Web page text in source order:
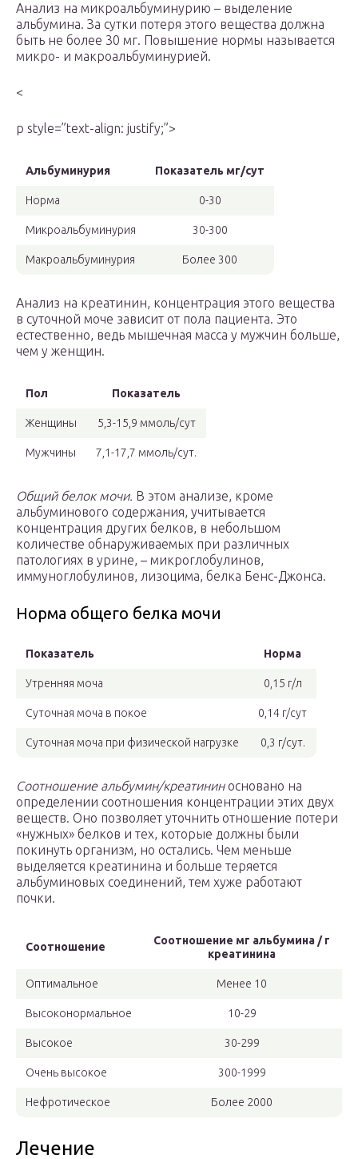
Анализ на микроальбуминурию – выделение
альбумина. За сутки потеря этого вещества должна
быть не более 30 мг. Повышение нормы называется
микро- и макроальбуминурией.
<
p style=”text-align: justify;”>
Альбуминурия Показатель мг/сут
Норма 0-30
Микроальбуминурия 30-300
Макроальбуминурия Более 300
Анализ на креатинин, концентрация этого вещества
в суточной моче зависит от пола пациента. Это
естественно, ведь мышечная масса у мужчин больше,
чем у женщин.
Пол Показатель
Женщины 5,3-15,9 ммоль/сут
Мужчины 7,1-17,7 ммоль/сут.
Общий белок мочи. В этом анализе, кроме
альбуминового содержания, учитывается
концентрация других белков, в небольшом
количестве обнаруживаемых при различных
патологиях в урине, – микроглобулинов,
иммуноглобулинов, лизоцима, белка Бенс-Джонса.
Норма общего белка мочи
Показатель Норма
Утренняя моча 0,15 г/л
Суточная моча в покое 0,14 г/сут
Суточная моча при физической нагрузке 0,3 г/сут.
Соотношение альбумин/креатининосновано на
определении соотношения концентрации этих двух
веществ. Оно позволяет уточнить отношение потери
«нужных» белков и тех, которые должны были
покинуть организм, но остались. Чем меньше
выделяется креатинина и больше теряется
альбуминовых соединений, тем хуже работают
почки.
Соотношение
Соотношение мг альбумина / г
креатинина
Оптимальное Менее 10
Высоконормальное 10-29
Высокое 30-299
Очень высокое 300-1999
Нефротическое Более 2000
Лечение